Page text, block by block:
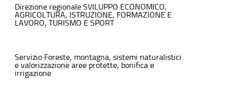
Direzione regionale SVILUPPO ECONOMICO,
AGRICOLTURA, ISTRUZIONE, FORMAZIONE E
LAVORO, TURISMO E SPORT
Servizio Foreste, montagna, sistemi naturalistici
e valorizzazione aree protette, bonifica e
irrigazione